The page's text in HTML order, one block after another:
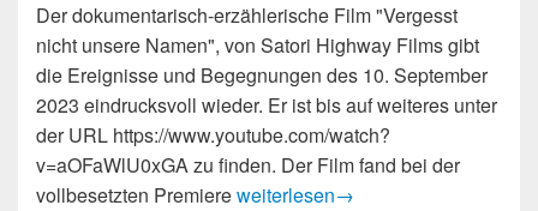
Der dokumentarisch-erzählerische Film "Vergesst
nicht unsere Namen", von Satori Highway Films gibt
die Ereignisse und Begegnungen des 10. September
2023 eindrucksvoll wieder. Er ist bis auf weiteres unter
der URL https://www.youtube.com/watch?
v=aOFaWlU0xGA zu finden. Der Film fand bei der
vollbesetzten PremiereFilmlink „Vergesst nicht unsere
weiterlesen→